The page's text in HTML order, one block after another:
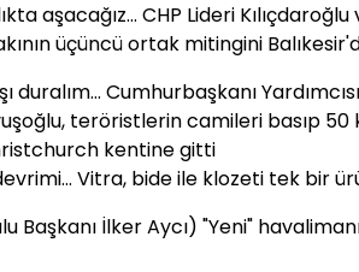
aşacağız... CHP Lideri
üçüncü ortak mitingini
Cumhurbaşkanı
teröristlerin camileri basıp
kentine gitti
Vitra, bide ile klozeti tek bir
Başkanı İlker Aycı) "Yeni"